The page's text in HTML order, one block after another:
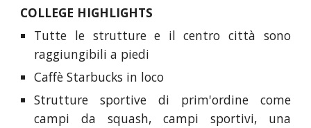
COLLEGE HIGHLIGHTS
Tutte le strutture e il centro città sono
raggiungibili a piedi
Caffè Starbucks in loco
Strutture sportive di prim'ordine come
campi da squash, campi sportivi, una